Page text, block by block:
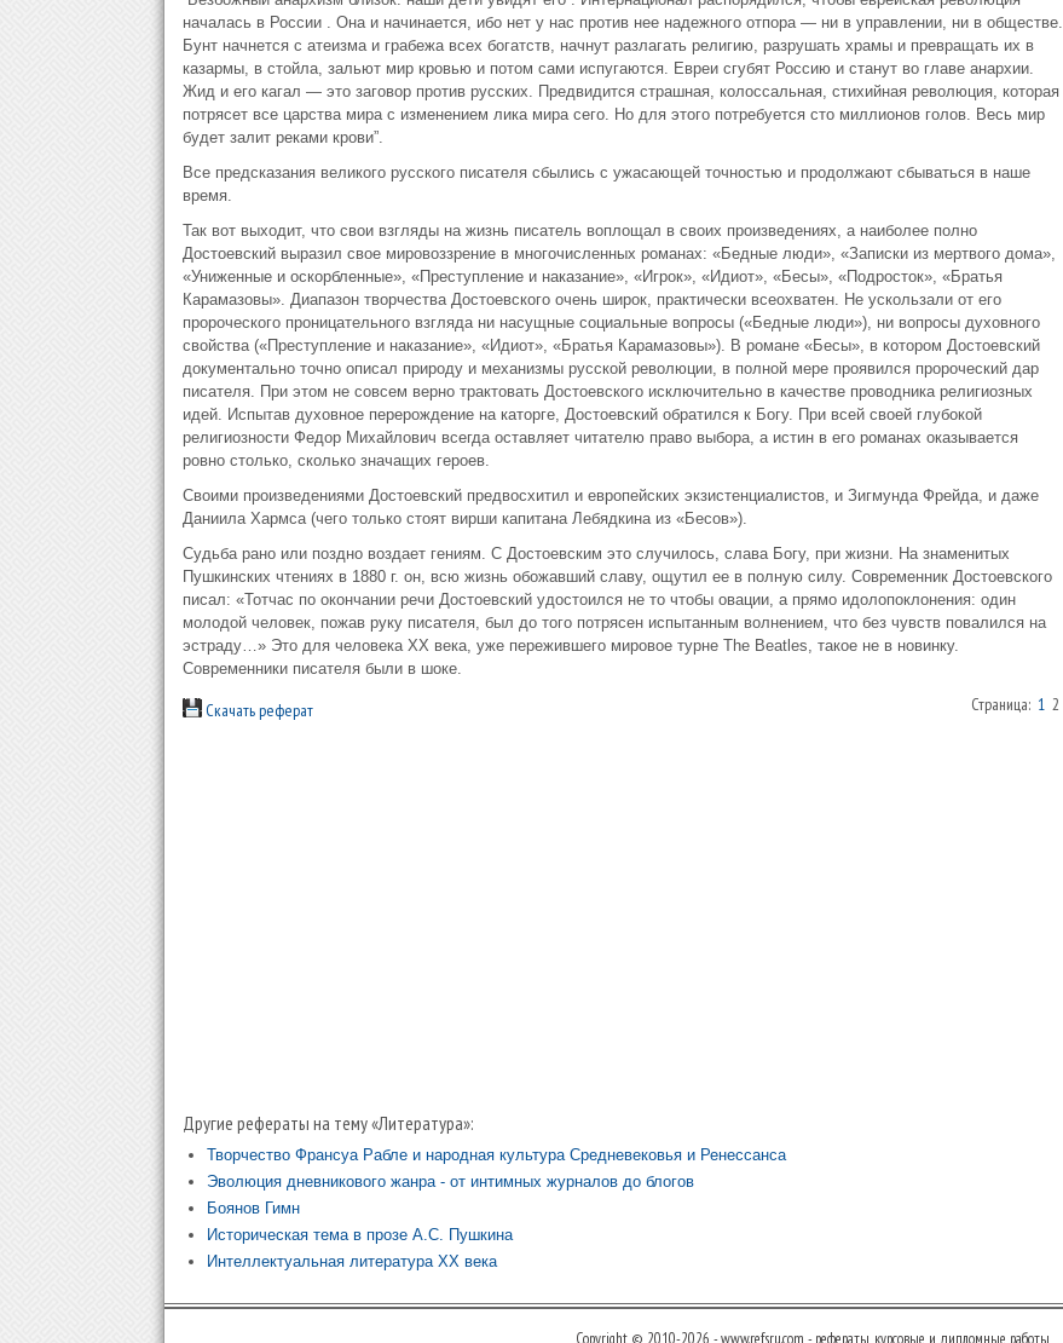
началась в России . Она и начинается, ибо нет у нас против нее надежного отпора — ни в управлении, ни в обществе.
Бунт начнется с атеизма и грабежа всех богатств, начнут разлагать религию, разрушать храмы и превращать их в
казармы, в стойла, зальют мир кровью и потом сами испугаются. Евреи сгубят Россию и станут во главе анархии.
Жид и его кагал — это заговор против русских. Предвидится страшная, колоссальная, стихийная революция, которая
потрясет все царства мира с изменением лика мира сего. Но для этого потребуется сто миллионов голов. Весь мир
будет залит реками крови”.
Все предсказания великого русского писателя сбылись с ужасающей точностью и продолжают сбываться в наше
время.
Так вот выходит, что свои взгляды на жизнь писатель воплощал в своих произведениях, а наиболее полно
Достоевский выразил свое мировоззрение в многочисленных романах: «Бедные люди», «Записки из мертвого дома»,
«Униженные и оскорбленные», «Преступление и наказание», «Игрок», «Идиот», «Бесы», «Подросток», «Братья
Карамазовы». Диапазон творчества Достоевского очень широк, практически всеохватен. Не ускользали от его
пророческого проницательного взгляда ни насущные социальные вопросы («Бедные люди»), ни вопросы духовного
свойства («Преступление и наказание», «Идиот», «Братья Карамазовы»). В романе «Бесы», в котором Достоевский
документально точно описал природу и механизмы русской революции, в полной мере проявился пророческий дар
писателя. При этом не совсем верно трактовать Достоевского исключительно в качестве проводника религиозных
идей. Испытав духовное перерождение на каторге, Достоевский обратился к Богу. При всей своей глубокой
религиозности Федор Михайлович всегда оставляет читателю право выбора, а истин в его романах оказывается
ровно столько, сколько значащих героев.
Своими произведениями Достоевский предвосхитил и европейских экзистенциалистов, и Зигмунда Фрейда, и даже
Даниила Хармса (чего только стоят вирши капитана Лебядкина из «Бесов»).
Судьба рано или поздно воздает гениям. С Достоевским это случилось, слава Богу, при жизни. На знаменитых
Пушкинских чтениях в 1880 г. он, всю жизнь обожавший славу, ощутил ее в полную силу. Современник Достоевского
писал: «Тотчас по окончании речи Достоевский удостоился не то чтобы овации, а прямо идолопоклонения: один
молодой человек, пожав руку писателя, был до того потрясен испытанным волнением, что без чувств повалился на
эстраду…» Это для человека ХХ века, уже пережившего мировое турне The Beatles, такое не в новинку.
Современники писателя были в шоке.
Скачать реферат Страница: 12
Другие рефераты на тему «Литература»:
Творчество Франсуа Рабле и народная культура Средневековья и Ренессанса
Эволюция дневникового жанра - от интимных журналов до блогов
Боянов Гимн
Историческая тема в прозе А.С. Пушкина
Интеллектуальная литература ХХ века
Copyright © 2010-2026 - www.refsru.com - рефераты, курсовые и дипломные работы